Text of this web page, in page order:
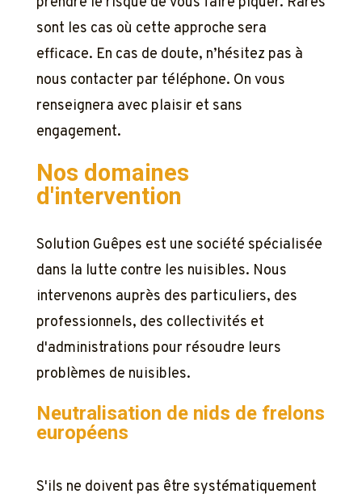
sont les cas où cette approche sera
efficace. En cas de doute, n’hésitez pas à
nous contacter par téléphone. On vous
renseignera avec plaisir et sans
engagement.
Nos domaines
d'intervention
Solution Guêpes est une société spécialisée
dans la lutte contre les nuisibles. Nous
intervenons auprès des particuliers, des
professionnels, des collectivités et
d'administrations pour résoudre leurs
problèmes de nuisibles.
Neutralisation de nids de frelons
européens
S'ils ne doivent pas être systématiquement